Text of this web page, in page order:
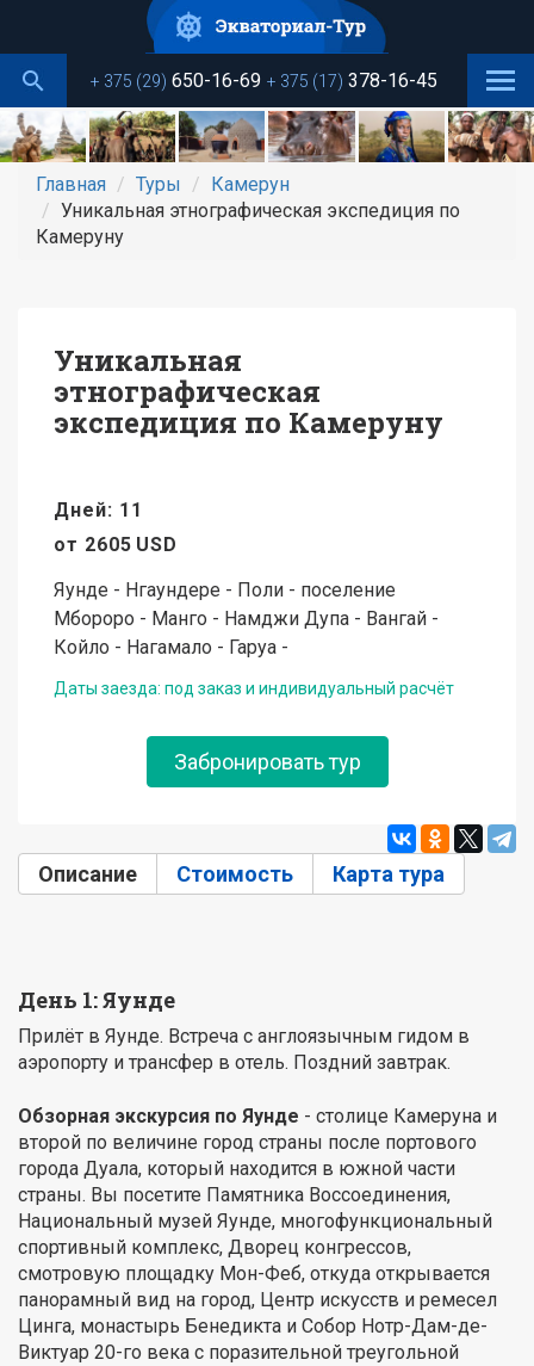
основному
содержанию+ 375 (29) 650-16-69 + 375 (17) 378-16-45
Главная Туры
Камерун
Уникальная этнографическая экспедиция по
Камеруну
Уникальная
этнографическая
экспедиция по Камеруну
Дней: 11
от 2605 USD
Яунде - Нгаундере - Поли - поселение
Мбороро - Манго - Намджи Дупа - Вангай -
Койло - Нагамало - Гаруа -
Даты заезда: под заказ и индивидуальный расчёт
Забронировать тур
Описание (активная вкладка)
Стоимость Карта тура
День 1: Яунде
Прилёт в Яунде. Встреча с англоязычным гидом в
аэропорту и трансфер в отель. Поздний завтрак.
Обзорная экскурсия по Яунде - столице Камеруна и
второй по величине город страны после портового
города Дуала, который находится в южной части
страны. Вы посетите Памятника Воссоединения,
Национальный музей Яунде, многофункциональный
спортивный комплекс, Дворец конгрессов,
смотровую площадку Мон-Феб, откуда открывается
панорамный вид на город, Центр искусств и ремесел
Цинга, монастырь Бенедикта и Собор Нотр-Дам-де-
Виктуар 20-го века с поразительной треугольной